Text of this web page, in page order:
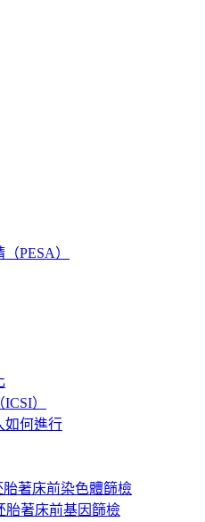
PESA）
）
如何進行
著床前染色體篩檢
胎著床前基因篩檢